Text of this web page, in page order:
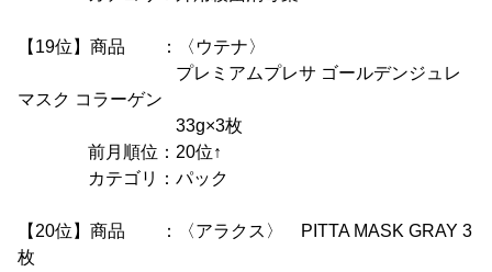
【19位】商品 ：〈ウテナ〉
プレミアムプレサ ゴールデンジュレ
マスク コラーゲン
33g×3枚
前月順位：20位↑
カテゴリ：パック
【20位】商品 ：〈アラクス〉 PITTA MASK GRAY 3
枚